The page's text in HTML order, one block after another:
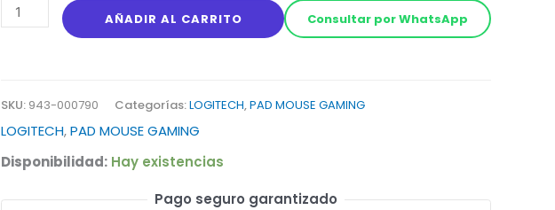
LOGITECH,PAD MOUSE GAMING
Disponibilidad: Hay existencias
AÑADIR AL CARRITO Consultar por WhatsApp
SKU: 943-000790 Categorías:LOGITECH,PAD MOUSE GAMING
Pago seguro garantizado